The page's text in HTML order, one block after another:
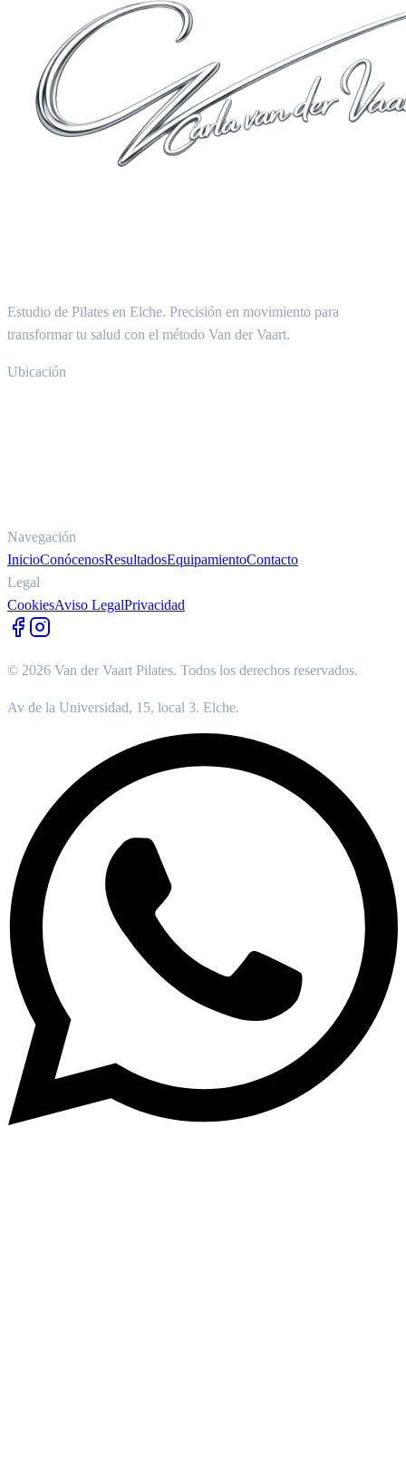
Estudio de Pilates en Elche. Precisión en movimiento para
transformar tu salud con el método Van der Vaart.
Ubicación
Navegación
InicioConócenosResultadosEquipamientoContacto
Legal
CookiesAviso LegalPrivacidad
© 2026 Van der Vaart Pilates. Todos los derechos reservados.
Av de la Universidad, 15, local 3. Elche.